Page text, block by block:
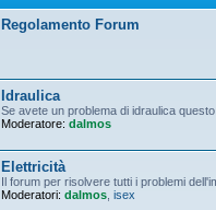
Regolamento Forum
Idraulica
Se avete un problema di idraulica
Moderatore: dalmos
Elettricità
Il forum per risolvere tutti i problemi
Moderatori: dalmos isex